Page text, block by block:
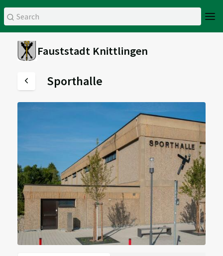
Fauststadt Knittlingen
Sporthalle